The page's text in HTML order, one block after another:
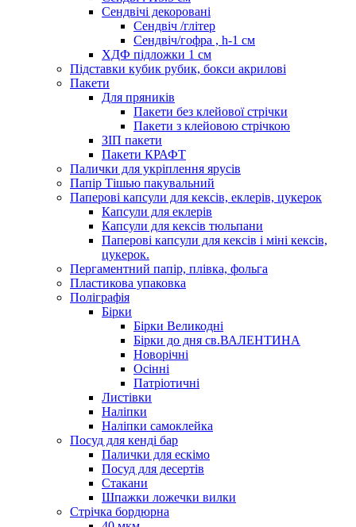
Сендвічі декоровані
Сендвіч /глітер
Сендвіч/гофра , h-1 см
ХДФ підложки 1 см
Підставки кубик рубик, бокси акрилові
Пакети
Для пряників
Пакети без клейової стрічки
Пакети з клейовою стрічкою
ЗІП пакети
Пакети КРАФТ
Палички для укріплення ярусів
Папір Тішью пакувальний
Паперові капсули для кексів, еклерів, цукерок
Капсули для еклерів
Капсули для кексів тюльпани
Паперові капсули для кексів і міні кексів,
цукерок.
Пергаментний папір, плівка, фольга
Пластикова упаковка
Поліграфія
Бірки
Бірки Великодні
Бірки до дня св.ВАЛЕНТИНА
Новорічні
Осінні
Патріотичні
Листівки
Наліпки
Наліпки самоклейка
Посуд для кенді бар
Палички для ескімо
Посуд для десертів
Стакани
Шпажки ложечки вилки
Стрічка бордюрна